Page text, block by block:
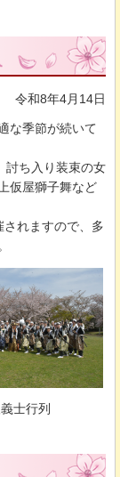
令和8年4月14日
な季節が続いて
討ち入り装束の女
仮屋獅子舞など
れますので、多
士行列